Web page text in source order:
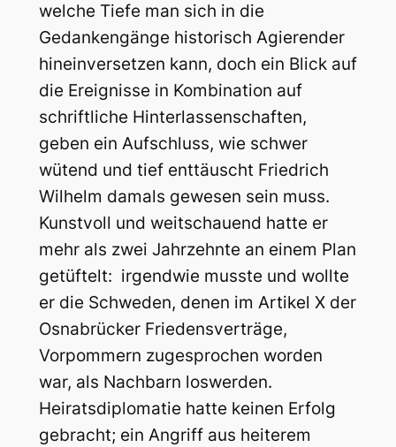
welche Tiefe man sich in die
Gedankengänge historisch Agierender
hineinversetzen kann, doch ein Blick auf
die Ereignisse in Kombination auf
schriftliche Hinterlassenschaften,
geben ein Aufschluss, wie schwer
wütend und tief enttäuscht Friedrich
Wilhelm damals gewesen sein muss.
Kunstvoll und weitschauend hatte er
mehr als zwei Jahrzehnte an einem Plan
getüftelt: irgendwie musste und wollte
er die Schweden, denen im Artikel X der
Osnabrücker Friedensverträge,
Vorpommern zugesprochen worden
war, als Nachbarn loswerden.
Heiratsdiplomatie hatte keinen Erfolg
gebracht; ein Angriff aus heiterem